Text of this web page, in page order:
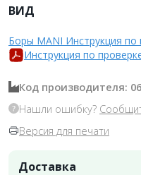
ВИД
Боры MANI Инструкция
Инструкция по
Код производителя:
Нашли ошибку?
Версия для печати
Доставка